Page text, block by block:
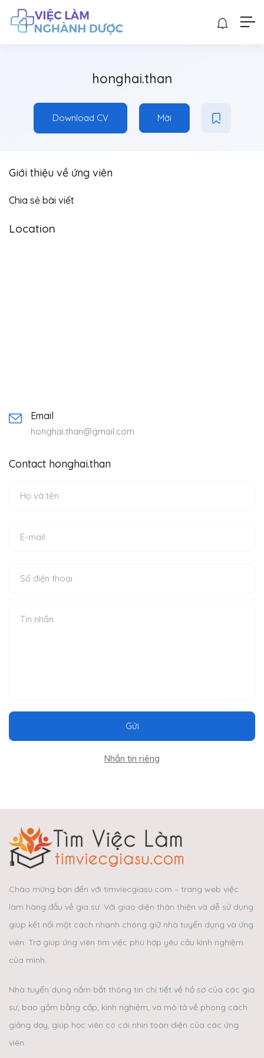
honghai.than
Download CV Mời
Giới thiệu về ứng viên
Chia sẻ bài viết
Location
Email
honghai.than@gmail.com
Contact honghai.than
Gửi
Nhắn tin riêng
Chào mừng bạn đến với timviecgiasu.com – trang web việc
làm hàng đầu về gia sư. Với giao diện thân thiện và dễ sử dụng
giúp kết nối một cách nhanh chóng giữ nhà tuyển dụng và ứng
viên. Trợ giúp ứng viên tìm việc phù hợp yêu cầu kình nghiệm
của mình.
Nhà tuyển dụng nắm bắt thông tin chi tiết về hồ sơ của các gia
sư, bao gồm bằng cấp, kinh nghiệm, và mô tả về phong cách
giảng dạy, giúp học viên có cái nhìn toàn diện của các ứng
viên.